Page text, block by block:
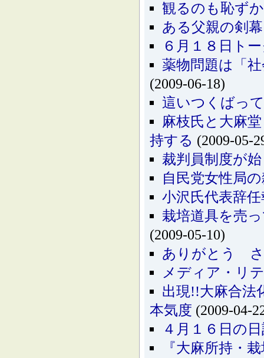
観るのも恥ず
ある父親の剣幕
６月１８日ト
薬物問題は「
(2009-06-18)
這いつくばっ
麻枝氏と大麻
持する (2009-05-
裁判員制度が
自民党女性局
小沢氏代表辞
栽培道具を売
(2009-05-10)
ありがとう
メディア・リ
出現!!大麻合法
本気度 (2009-04-
４月１６日の
『大麻所持・